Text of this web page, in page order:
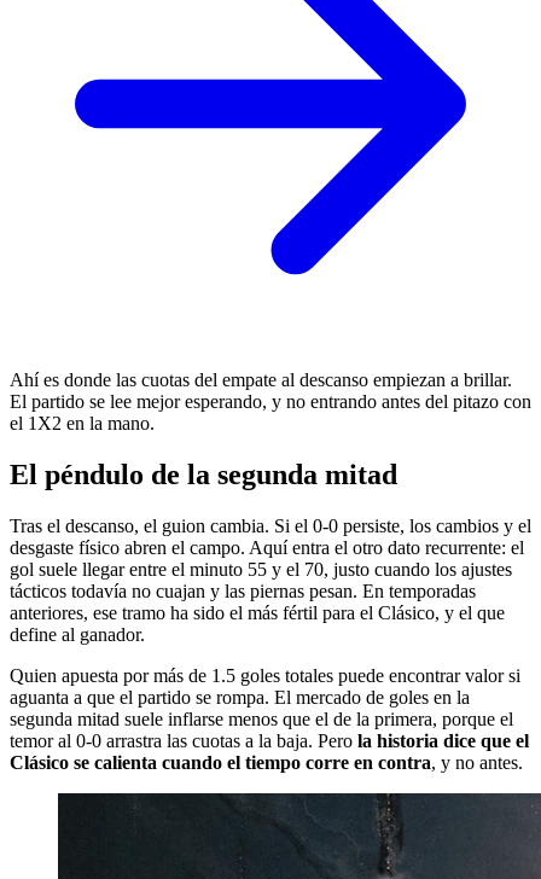
Ahí es donde las cuotas del empate al descanso empiezan a brillar.
El partido se lee mejor esperando, y no entrando antes del pitazo con
el 1X2 en la mano.
El péndulo de la segunda mitad
Tras el descanso, el guion cambia. Si el 0-0 persiste, los cambios y el
desgaste físico abren el campo. Aquí entra el otro dato recurrente: el
gol suele llegar entre el minuto 55 y el 70, justo cuando los ajustes
tácticos todavía no cuajan y las piernas pesan. En temporadas
anteriores, ese tramo ha sido el más fértil para el Clásico, y el que
define al ganador.
Quien apuesta por más de 1.5 goles totales puede encontrar valor si
aguanta a que el partido se rompa. El mercado de goles en la
segunda mitad suele inflarse menos que el de la primera, porque el
temor al 0-0 arrastra las cuotas a la baja. Pero la historia dice que el
Clásico se calienta cuando el tiempo corre en contra, y no antes.